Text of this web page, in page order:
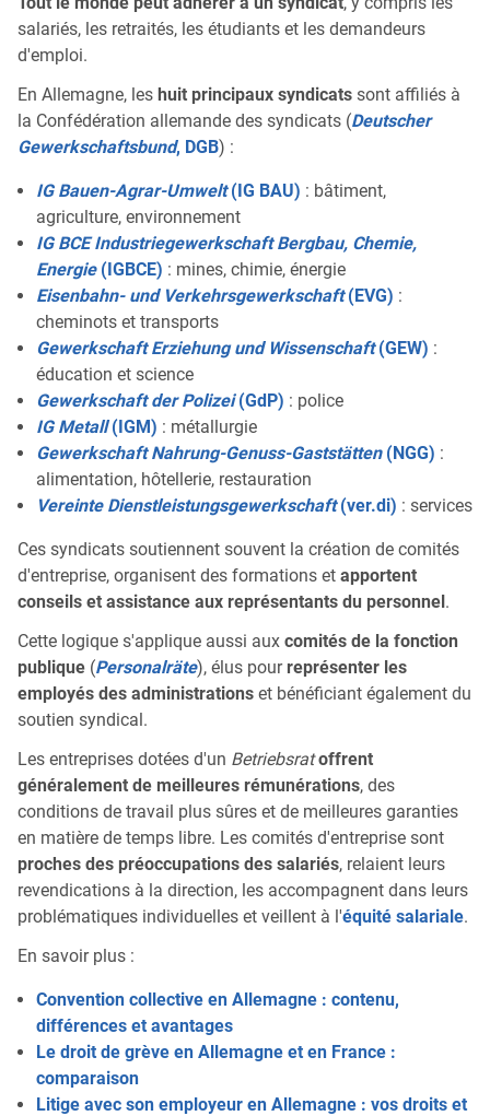
salariés, les retraités, les étudiants et les demandeurs
d'emploi.
En Allemagne, les huit principaux syndicats sont affiliés à
la Confédération allemande des syndicats (Deutscher
Gewerkschaftsbund, DGB) :
IG Bauen-Agrar-Umwelt(IG BAU) : bâtiment,
agriculture, environnement
IG BCE Industriegewerkschaft Bergbau, Chemie,
Energie(IGBCE) : mines, chimie, énergie
Eisenbahn- und Verkehrsgewerkschaft(EVG) :
cheminots et transports
Gewerkschaft Erziehung und Wissenschaft(GEW) :
éducation et science
Gewerkschaft der Polizei(GdP) : police
IG Metall(IGM) : métallurgie
Gewerkschaft Nahrung-Genuss-Gaststätten(NGG) :
alimentation, hôtellerie, restauration
Vereinte Dienstleistungsgewerkschaft(ver.di) : services
Ces syndicats soutiennent souvent la création de comités
d'entreprise, organisent des formations et apportent
conseils et assistance aux représentants du personnel.
Cette logique s'applique aussi aux comités de la fonction
publique (Personalräte), élus pour représenter les
employés des administrations et bénéficiant également du
soutien syndical.
Les entreprises dotées d'un Betriebsrat offrent
généralement de meilleures rémunérations, des
conditions de travail plus sûres et de meilleures garanties
en matière de temps libre. Les comités d'entreprise sont
proches des préoccupations des salariés, relaient leurs
revendications à la direction, les accompagnent dans leurs
problématiques individuelles et veillent à l'équité salariale.
En savoir plus :
Convention collective en Allemagne : contenu,
différences et avantages
Le droit de grève en Allemagne et en France :
comparaison
Litige avec son employeur en Allemagne : vos droits et